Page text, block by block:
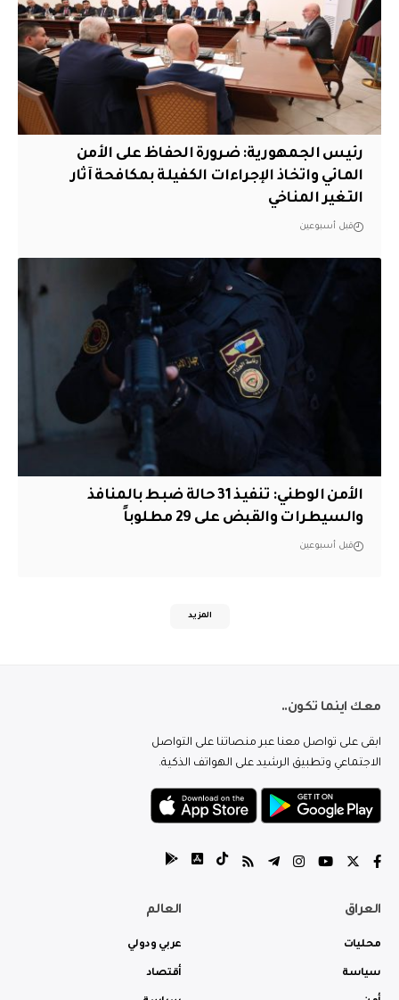
رئيس الجمهورية: ضرورة الحفاظ على الأمن
المائي واتخاذ الإجراءات الكفيلة بمكافحة آثار
التغير المناخي
قبل أسبوعين
الأمن الوطني: تنفيذ 31 حالة ضبط بالمنافذ
والسيطرات والقبض على 29 مطلوباً
قبل أسبوعين
المزيد
معك اينما تكون..
ابقى على تواصل معنا عبر منصاتنا على التواصل
الاجتماعي وتطبيق الرشيد على الهواتف الذكية.
العراق
محليات
سياسة
العالم
عربي ودولي
أقتصاد